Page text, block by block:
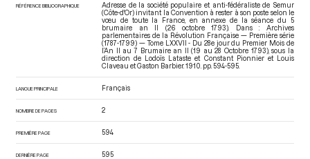
RÉFÉRENCE BIBLIOGRAPHIQUE
Adresse de la société populaire et anti-fédéraliste de Semur
(Côte-d'Or) invitant la Convention à rester à son poste selon le
vœu de toute la France, en annexe de la séance du 5
brumaire an II (26 octobre 1793). Dans : Archives
parlementaires de la Révolution Française — Première série
(1787-1799) — Tome LXXVII - Du 28e jour du Premier Mois de
l’An II au 7 Brumaire an II (19 au 28 Octobre 1793), sous la
direction de Lodoïs Lataste et Constant Pionnier et Louis
Claveau et Gaston Barbier. 1910. pp. 594-595.
LANGUE PRINCIPALE Français
NOMBRE DE PAGES 2
PREMIÈRE PAGE 594
DERNIÈRE PAGE 595